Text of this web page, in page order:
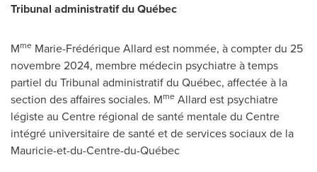
Tribunal administratif du Québec
Mme Marie-Frédérique Allard est nommée, à compter du 25
novembre 2024, membre médecin psychiatre à temps
partiel du Tribunal administratif du Québec, affectée à la
section des affaires sociales. Mme Allard est psychiatre
légiste au Centre régional de santé mentale du Centre
intégré universitaire de santé et de services sociaux de la
Mauricie-et-du-Centre-du-Québec